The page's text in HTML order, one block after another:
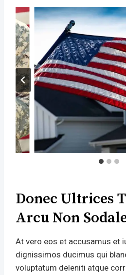
Donec Ultrices
Arcu Non
At vero eos et accusamus et
dignissimos ducimus qui
voluptatum deleniti atque